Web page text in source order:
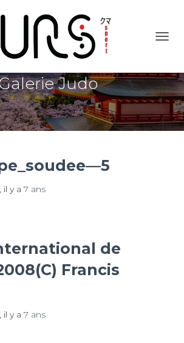
Judo
, il y a 7 ans
de
Francis
, il y a 7 ans